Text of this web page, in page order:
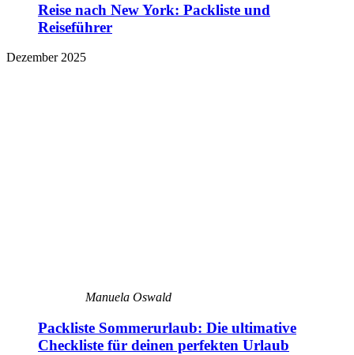
Reise nach New York: Packliste und
Reiseführer
Dezember 2025
Manuela Oswald
Packliste Sommerurlaub: Die ultimative
Checkliste für deinen perfekten Urlaub